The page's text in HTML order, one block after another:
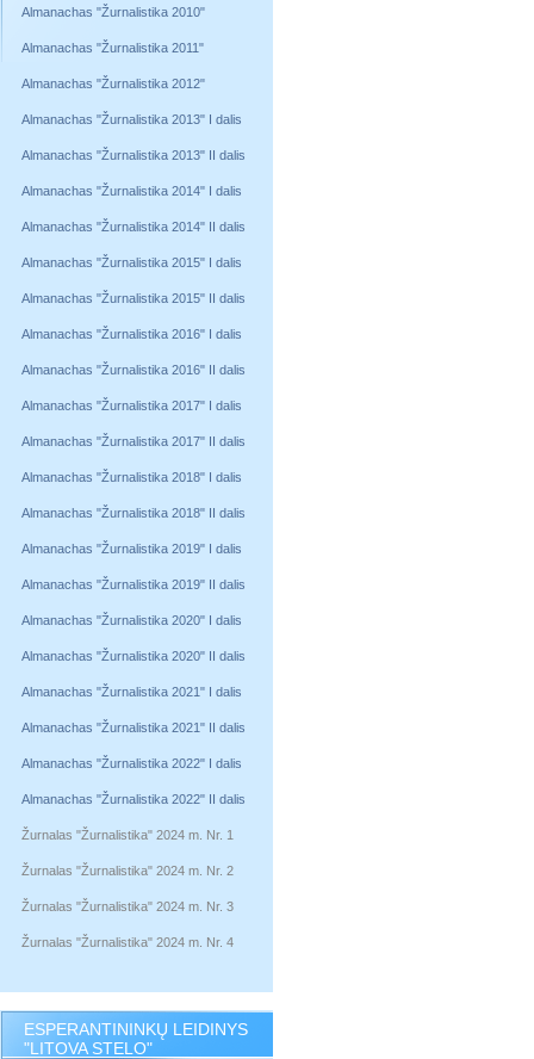
Almanachas "Žurnalistika 2010"
Almanachas "Žurnalistika 2011"
Almanachas "Žurnalistika 2012"
Almanachas "Žurnalistika 2013" I dalis
Almanachas "Žurnalistika 2013" II dalis
Almanachas "Žurnalistika 2014" I dalis
Almanachas "Žurnalistika 2014" II dalis
Almanachas "Žurnalistika 2015" I dalis
Almanachas "Žurnalistika 2015" II dalis
Almanachas "Žurnalistika 2016" I dalis
Almanachas "Žurnalistika 2016" II dalis
Almanachas "Žurnalistika 2017" I dalis
Almanachas "Žurnalistika 2017" II dalis
Almanachas "Žurnalistika 2018" I dalis
Almanachas "Žurnalistika 2018" II dalis
Almanachas "Žurnalistika 2019" I dalis
Almanachas "Žurnalistika 2019" II dalis
Almanachas "Žurnalistika 2020" I dalis
Almanachas "Žurnalistika 2020" II dalis
Almanachas "Žurnalistika 2021" I dalis
Almanachas "Žurnalistika 2021" II dalis
Almanachas "Žurnalistika 2022" I dalis
Almanachas "Žurnalistika 2022" II dalis
Žurnalas "Žurnalistika" 2024 m. Nr. 1
Žurnalas "Žurnalistika" 2024 m. Nr. 2
Žurnalas "Žurnalistika" 2024 m. Nr. 3
Žurnalas "Žurnalistika" 2024 m. Nr. 4
ESPERANTININKŲ LEIDINYS
"LITOVA STELO"